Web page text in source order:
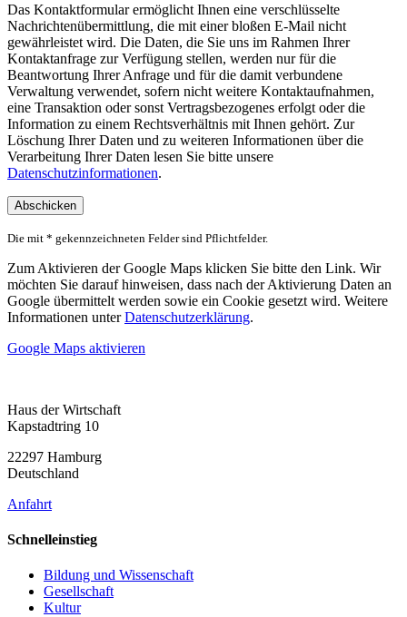
Das Kontaktformular ermöglicht Ihnen eine verschlüsselte
Nachrichtenübermittlung, die mit einer bloßen E-Mail nicht
gewährleistet wird. Die Daten, die Sie uns im Rahmen Ihrer
Kontaktanfrage zur Verfügung stellen, werden nur für die
Beantwortung Ihrer Anfrage und für die damit verbundene
Verwaltung verwendet, sofern nicht weitere Kontaktaufnahmen,
eine Transaktion oder sonst Vertragsbezogenes erfolgt oder die
Information zu einem Rechtsverhältnis mit Ihnen gehört. Zur
Löschung Ihrer Daten und zu weiteren Informationen über die
Verarbeitung Ihrer Daten lesen Sie bitte unsere
Datenschutzinformationen.
Die mit * gekennzeichneten Felder sind Pflichtfelder.
Zum Aktivieren der Google Maps klicken Sie bitte den Link. Wir
möchten Sie darauf hinweisen, dass nach der Aktivierung Daten an
Google übermittelt werden sowie ein Cookie gesetzt wird. Weitere
Informationen unterDatenschutzerklärung.
Google Maps aktivieren
Haus der Wirtschaft
Kapstadtring 10
22297 Hamburg
Deutschland
Anfahrt
Schnelleinstieg
Bildung und Wissenschaft
Gesellschaft
Kultur